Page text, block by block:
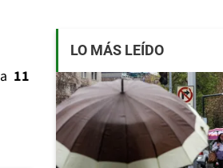
11
LO MÁS LEÍDO